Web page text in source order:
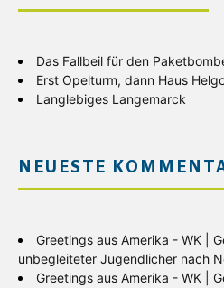
Das Fallbeil für den
Erst Opelturm, dann Haus
Langlebiges Langemarck
NEUESTE
Greetings aus Amerika - WK |
unbegleiteter Jugendlicher nach
Greetings aus Amerika - WK |